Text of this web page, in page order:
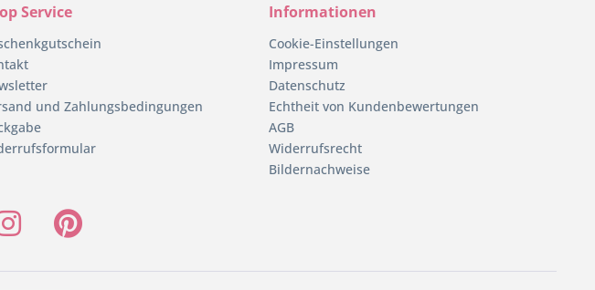
Service
und Zahlungsbedingungen
Informationen
Cookie-Einstellungen
Impressum
Datenschutz
Echtheit von Kundenbewertungen
AGB
Widerrufsrecht
Bildernachweise